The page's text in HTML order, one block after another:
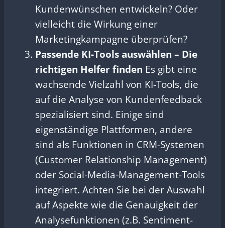
Kundenwünschen entwickeln? Oder
vielleicht die Wirkung einer
Marketingkampagne überprüfen?
Passende KI-Tools auswählen – Die
richtigen Helfer finden Es gibt eine
wachsende Vielzahl von KI-Tools, die
auf die Analyse von Kundenfeedback
spezialisiert sind. Einige sind
eigenständige Plattformen, andere
sind als Funktionen in CRM-Systemen
(Customer Relationship Management)
oder Social-Media-Management-Tools
integriert. Achten Sie bei der Auswahl
auf Aspekte wie die Genauigkeit der
Analysefunktionen (z.B. Sentiment-